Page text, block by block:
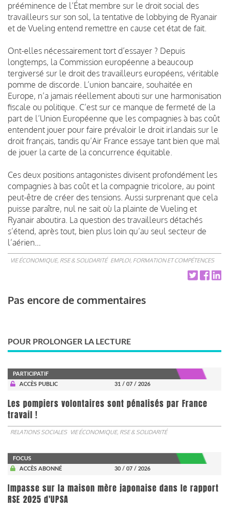
prééminence de l’État membre sur le droit social des
travailleurs sur son sol, la tentative de lobbying de Ryanair
et de Vueling entend remettre en cause cet état de fait.
Ont-elles nécessairement tort d’essayer ? Depuis
longtemps, la Commission européenne a beaucoup
tergiversé sur le droit des travailleurs européens, véritable
pomme de discorde. L’union bancaire, souhaitée en
Europe, n’a jamais réellement abouti sur une harmonisation
fiscale ou politique. C’est sur ce manque de fermeté de la
part de l’Union Européenne que les compagnies à bas coût
entendent jouer pour faire prévaloir le droit irlandais sur le
droit français, tandis qu’Air France essaye tant bien que mal
de jouer la carte de la concurrence équitable.
Ces deux positions antagonistes divisent profondément les
compagnies à bas coût et la compagnie tricolore, au point
peut-être de créer des tensions. Aussi surprenant que cela
puisse paraître, nul ne sait où la plainte de Vueling et
Ryanair aboutira. La question des travailleurs détachés
s’étend, après tout, bien plus loin qu’au seul secteur de
l’aérien…
VIE ÉCONOMIQUE, RSE & SOLIDARITÉ EMPLOI, FORMATION ET COMPÉTENCES
Pas encore de commentaires
POUR PROLONGER LA LECTURE
PARTICIPATIF
ACCÈS PUBLIC
31 / 07 / 2026
Les pompiers volontaires sont pénalisés par France
travail !
RELATIONS SOCIALES VIE ÉCONOMIQUE, RSE & SOLIDARITÉ
FOCUS
ACCÈS ABONNÉ
30 / 07 / 2026
Impasse sur la maison mère japonaise dans le rapport
RSE 2025 d'UPSA